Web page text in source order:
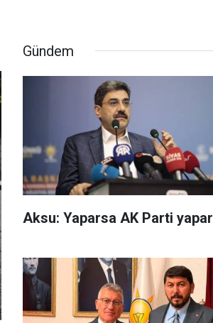
Gündem
Aksu: Yaparsa AK Parti yapar